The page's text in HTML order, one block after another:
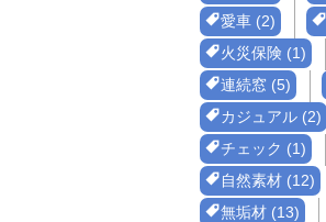
愛車 (2)
火災保険 (1)
連続窓 (5)
カジュアル (2)
チェック (1)
自然素材 (12)
無垢材 (13)